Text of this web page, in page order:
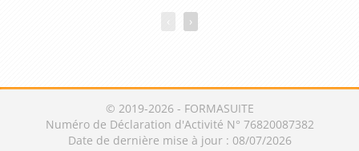
›
© 2019-2026 - FORMASUITE
Numéro de Déclaration d'Activité N° 76820087382
Date de dernière mise à jour : 08/07/2026